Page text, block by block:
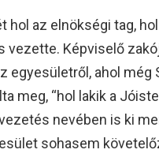
hol az elnökségi tag,
vezette. Képviselő
egyesületről, ahol még
meg, “hol lakik a
nevében is ki
sohasem